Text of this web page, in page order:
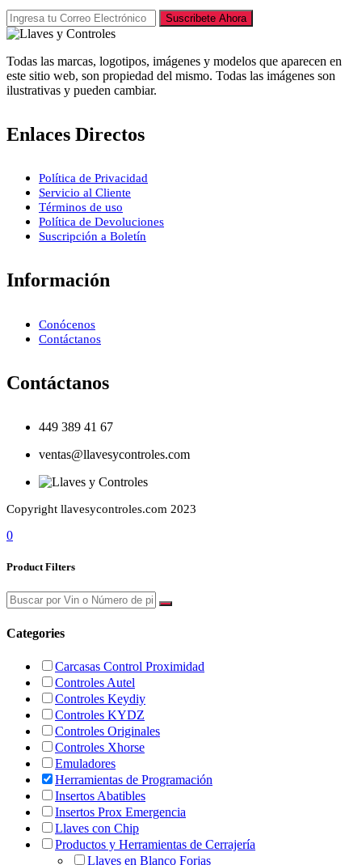
Suscribete Ahora
Todas las marcas, logotipos, imágenes y modelos que aparecen en
este sitio web, son propiedad del mismo. Todas las imágenes son
ilustrativas y pueden cambiar.
Enlaces Directos
Política de Privacidad
Servicio al Cliente
Términos de uso
Política de Devoluciones
Suscripción a Boletín
Información
Conócenos
Contáctanos
Contáctanos
449 389 41 67
ventas@llavesycontroles.com
Copyright llavesycontroles.com 2023
0
Product Filters
Categories
Carcasas Control Proximidad
Controles Autel
Controles Keydiy
Controles KYDZ
Controles Originales
Controles Xhorse
Emuladores
Herramientas de Programación
Insertos Abatibles
Insertos Prox Emergencia
Llaves con Chip
Productos y Herramientas de Cerrajería
Llaves en Blanco Forjas